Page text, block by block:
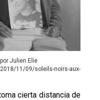
Julien Elie
11/09/soleils-noirs-aux-
cierta distancia de